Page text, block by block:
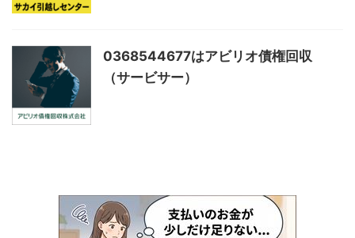
0368544677はアビリオ債権回収
（サービサー）